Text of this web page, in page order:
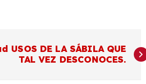
USOS DE LA SÁBILA QUE
TAL VEZ DESCONOCES.